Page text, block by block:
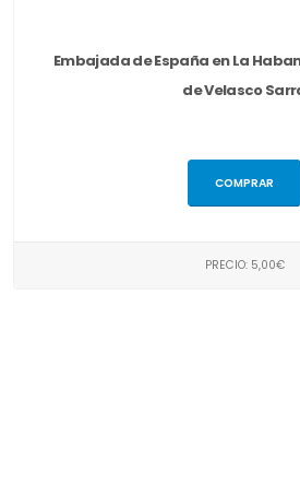
Embajada de España en La
de Velasco
COMPRAR
PRECIO: 5,00€